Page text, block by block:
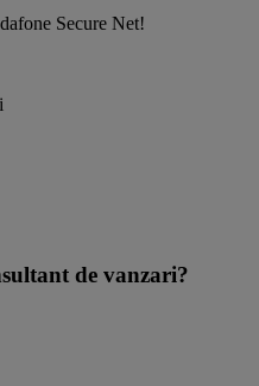
Secure Net!
de vanzari?